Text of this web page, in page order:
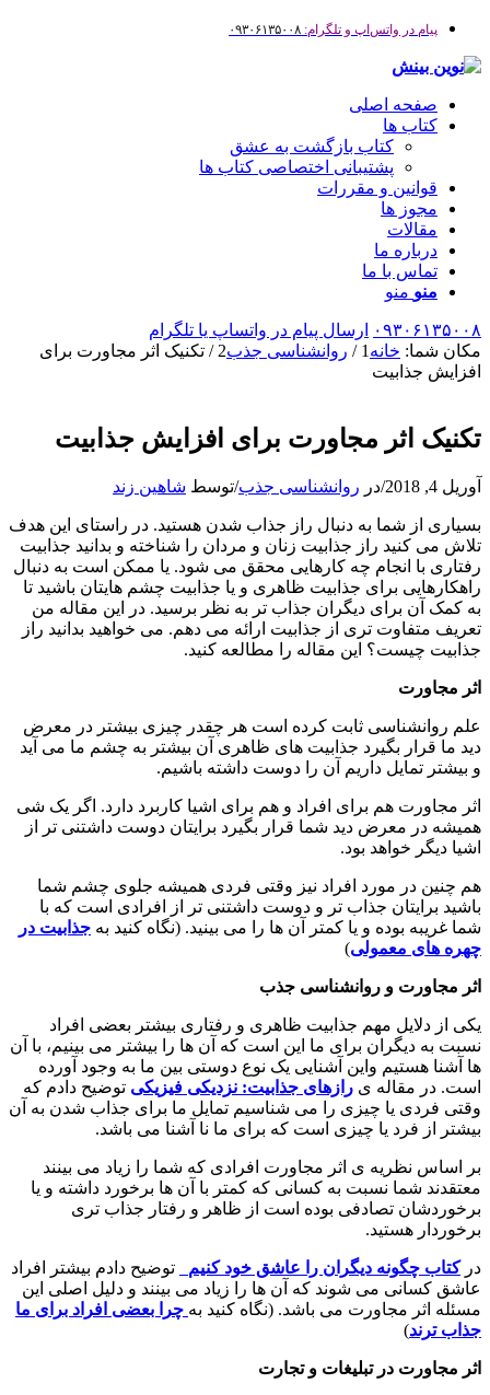
پیام در واتس‌اپ و تلگرام: ۰۹۳۰۶۱۳۵۰۰۸
صفحه اصلی
کتاب ها
کتاب بازگشت به عشق
پشتیبانی اختصاصی کتاب ها
قوانین و مقررات
مجوز ها
مقالات
درباره ما
تماس با ما
منو منو
۰۹۳۰۶۱۳۵۰۰۸
ارسال پیام در واتساپ یا تلگرام
مکان شما: خانه 1
/ روانشناسی جذب2
/ تکنیک اثر مجاورت برای
افزایش جذابیت
تکنیک اثر مجاورت برای افزایش جذابیت
آوریل 4, 2018 /در روانشناسی جذب/توسط شاهین زند
بسیاری از شما به دنبال راز جذاب شدن هستید. در راستای این هدف
تلاش می کنید راز جذابیت زنان و مردان را شناخته و بدانید جذابیت
رفتاری با انجام چه کارهایی محقق می شود. یا ممکن است به دنبال
راهکارهایی برای جذابیت ظاهری و یا جذابیت چشم هایتان باشید تا
به کمک آن برای دیگران جذاب تر به نظر برسید. در این مقاله من
تعریف متفاوت تری از جذابیت ارائه می دهم. می خواهید بدانید راز
جذابیت چیست؟ این مقاله را مطالعه کنید.
اثر مجاورت
علم روانشناسی ثابت کرده است هر چقدر چیزی بیشتر در معرض
دید ما قرار بگیرد جذابیت های ظاهری آن بیشتر به چشم ما می آید
و بیشتر تمایل داریم آن را دوست داشته باشیم.
اثر مجاورت هم برای افراد و هم برای اشیا کاربرد دارد. اگر یک شی
همیشه در معرض دید شما قرار بگیرد برایتان دوست داشتنی تر از
اشیا دیگر خواهد بود.
هم چنین در مورد افراد نیز وقتی فردی همیشه جلوی چشم شما
باشید برایتان جذاب تر و دوست داشتنی تر از افرادی است که با
شما غریبه بوده و یا کمتر آن ها را می بینید. (نگاه کنید به جذابیت در
چهره های معمولی)
اثر مجاورت و روانشناسی جذب
یکی از دلایل مهم جذابیت ظاهری و رفتاری بیشتر بعضی افراد
نسبت به دیگران برای ما این است که آن ها را بیشتر می بینیم، با آن
ها آشنا هستیم واین آشنایی یک نوع دوستی بین ما به وجود آورده
است. در مقاله ی رازهای جذابیت: نزدیکی فیزیکی توضیح دادم که
وقتی فردی یا چیزی را می شناسیم تمایل ما برای جذاب شدن به آن
بیشتر از فرد یا چیزی است که برای ما نا آشنا می باشد.
بر اساس نظریه ی اثر مجاورت افرادی که شما را زیاد می بینند
معتقدند شما نسبت به کسانی که کمتر با آن ها برخورد داشته و یا
برخوردشان تصادفی بوده است از ظاهر و رفتار جذاب تری
برخوردار هستید.
درکتاب چگونه دیگران را عاشق خود کنیم
توضیح دادم بیشتر افراد
عاشق کسانی می شوند که آن ها را زیاد می بینند و دلیل اصلی این
مسئله اثر مجاورت می باشد. (نگاه کنید به چرا بعضی افراد برای ما
جذاب ترند)
اثر مجاورت در تبلیغات و تجارت